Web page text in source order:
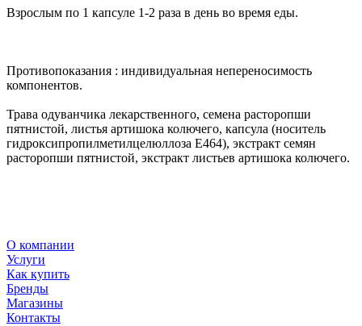
Взрослым по 1 капсуле 1-2 раза в день во время еды.
Противопоказания : индивидуальная непереносимость
компонентов.
Трава одуванчика лекарственного, семена расторопши
пятнистой, листья артишока колючего, капсула (носитель
гидроксипропилметилцелюллоза Е464), экстракт семян
расторопши пятнистой, экстракт листьев артишока колючего.
О компании
Услуги
Как купить
Бренды
Магазины
Контакты